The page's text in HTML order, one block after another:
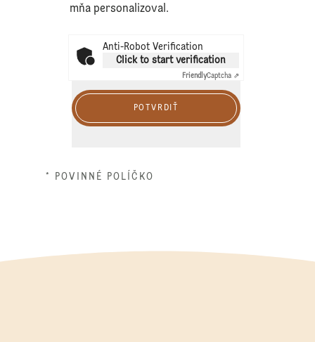
mňa personalizoval.
Anti-Robot Verification
Click to start verification
FriendlyCaptcha ⇗
POTVRDIŤ
* POVINNÉ POLÍČKO